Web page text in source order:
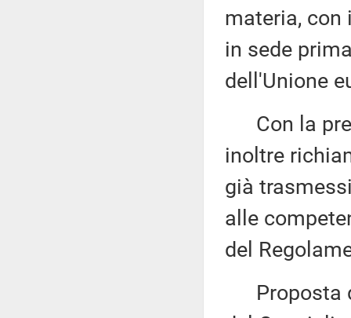
materia, con
in sede
dell'Unione
Con la
inoltre
già
alle
del
Proposta